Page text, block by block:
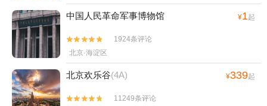
中国人民革命军事博物馆 ¥1起


1924条评论
北京·海淀区
北京欢乐谷(4A) ¥339起

 11249条评论